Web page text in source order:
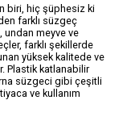
biri, hiç şüphesiz ki
farklı süzgeç
undan meyve ve
farklı şekillerde
yüksek kalitede ve
Plastik katlanabilir
süzgeci gibi çeşitli
ve kullanım